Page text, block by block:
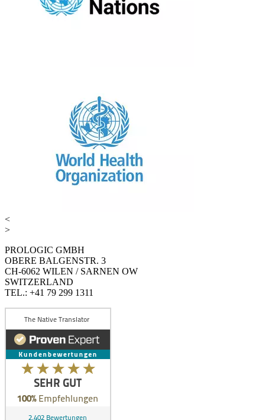
<
>
PROLOGIC GMBH
OBERE BALGENSTR. 3
CH-6062 WILEN / SARNEN OW
SWITZERLAND
TEL.: +41 79 299 1311